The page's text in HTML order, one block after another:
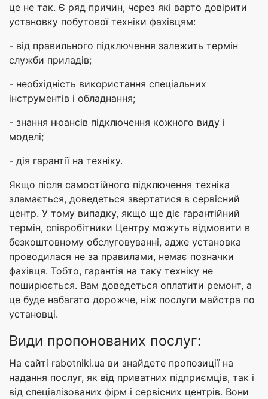
це не так. Є ряд причин, через які варто довірити
установку побутової техніки фахівцям:
- від правильного підключення залежить термін
служби приладів;
- необхідність використання спеціальних
інструментів і обладнання;
- знання нюансів підключення кожного виду і
моделі;
- дія гарантії на техніку.
Якщо після самостійного підключення техніка
зламається, доведеться звертатися в сервісний
центр. У тому випадку, якщо ще діє гарантійний
термін, співробітники Центру можуть відмовити в
безкоштовному обслуговуванні, адже установка
проводилася не за правилами, немає позначки
фахівця. Тобто, гарантія на таку техніку не
поширюється. Вам доведеться оплатити ремонт, а
це буде набагато дорожче, ніж послуги майстра по
установці.
Види пропонованих послуг:
На сайті rabotniki.ua ви знайдете пропозиції на
надання послуг, як від приватних підприємців, так і
від спеціалізованих фірм і сервісних центрів. Вони